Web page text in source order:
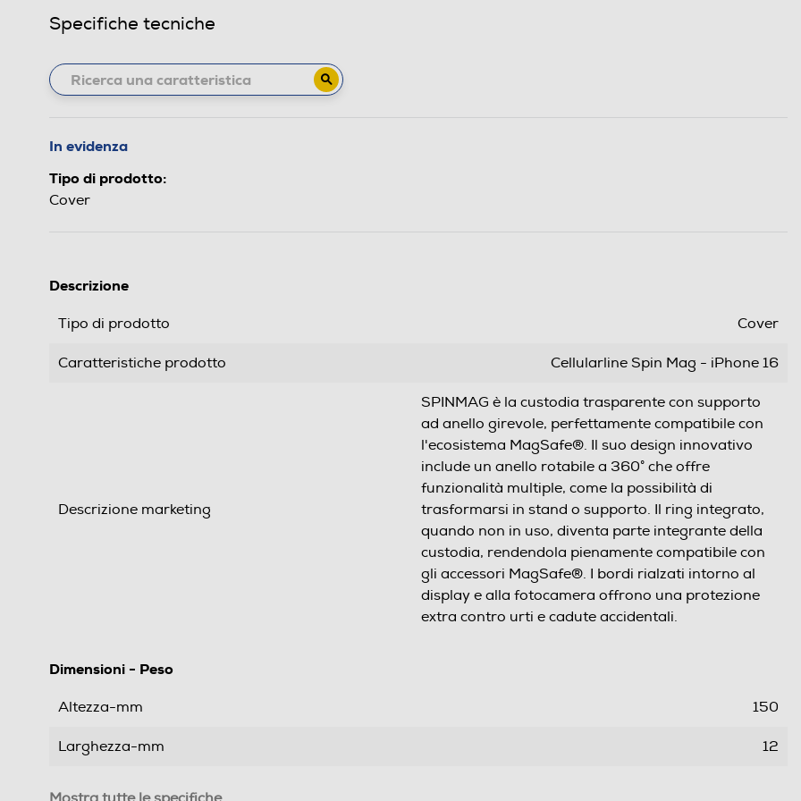
Specifiche tecniche
In evidenza
Tipo di prodotto:
Cover
Descrizione
Tipo di prodotto Cover
Caratteristiche prodotto Cellularline Spin Mag - iPhone 16
Descrizione marketing
SPINMAG è la custodia trasparente con supporto
ad anello girevole, perfettamente compatibile con
l'ecosistema MagSafe®. Il suo design innovativo
include un anello rotabile a 360° che offre
funzionalità multiple, come la possibilità di
trasformarsi in stand o supporto. Il ring integrato,
quando non in uso, diventa parte integrante della
custodia, rendendola pienamente compatibile con
gli accessori MagSafe®. I bordi rialzati intorno al
display e alla fotocamera offrono una protezione
extra contro urti e cadute accidentali.
Dimensioni - Peso
Altezza-mm 150
Larghezza-mm 12